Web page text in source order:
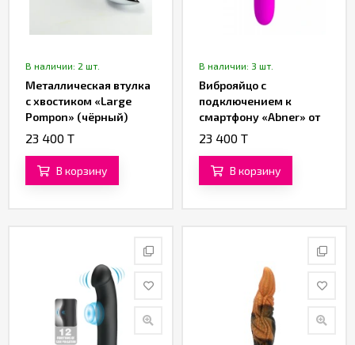
В наличии: 2 шт.
Металлическая втулка
с хвостиком «Large
Pompon» (чёрный)
23 400 T
В корзину
В наличии: 3 шт.
Виброяйцо с
подключением к
смартфону «Abner» от
«Pretty love»
23 400 T
В корзину